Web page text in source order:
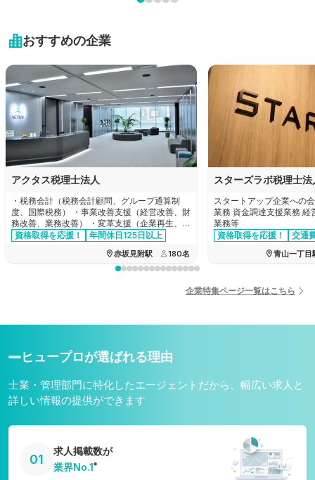
秋田県
山形県
福島県
千葉県
神奈川県
富山県
石川県
福井県
山梨県
長野県
岐阜県
静岡県
滋賀県
京都府
大阪府
兵庫県
奈良県
和歌山県
鳥取県
岡山県
広島県
山口県
九州・沖縄地方
福岡県
佐賀県
長崎県
熊本県
鹿児島県
沖縄県
おすすめの企業
アクタス税理士法人
・税務会計（税務会計顧問、グループ通算制
度、国際税務） ・事業改善支援（経営改善、財
務改善、業務改善） ・変革支援（企業再生、企
業再編、合併買収、事業承継） ・設立支援
資格取得を応援！
年間休日125日以上
資格手当あり
赤坂見附駅 180名
スターズラボ税理士法
スタートアップ企業への
業務 資金調達支援業務 経
業務等
資格取得を応援！
交通
青山一丁目
企業特集ページ一覧はこちら
ヒュープロが選ばれる理由
士業・管理部門に特化したエージェントだから、幅広い求人と
詳しい情報の提供ができます
01
求人掲載数が
業界No.1※